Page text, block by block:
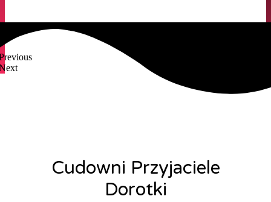
Cudowni Przyjaciele
Dorotki